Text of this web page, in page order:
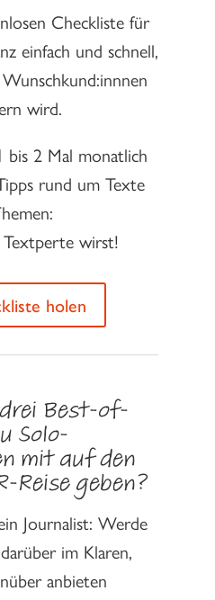
Checkliste für
einfach und schnell,
wird.
bis 2 Mal monatlich
rund um Texte
wirst!
holen
Best-of-
Solo-
mit auf den
Reise geben?
Journalist: Werde
im Klaren,
anbieten